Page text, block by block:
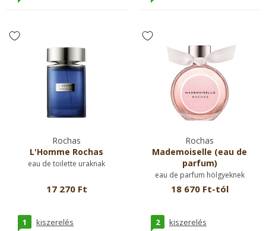
Rochas
L'Homme Rochas
eau de toilette uraknak
17 270 Ft
1 kiszerelés
Rochas
Mademoiselle (eau de
parfum)
eau de parfum hölgyeknek
18 670 Ft-tól
2 kiszerelés